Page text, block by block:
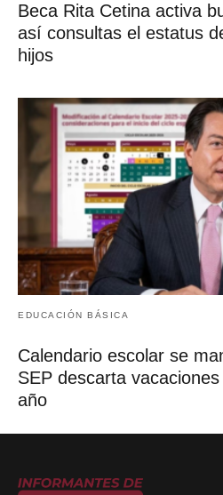
Beca Rita Cetina activa
así consultas el estatus
hijos
EDUCACIÓN BÁSICA
Calendario escolar se
SEP descarta
año